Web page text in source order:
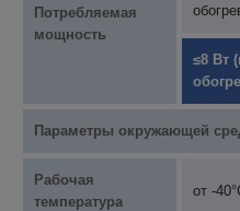
Потребляемая
мощность
≤8 Вт
Параметры окружающей
Рабочая
температура
от -